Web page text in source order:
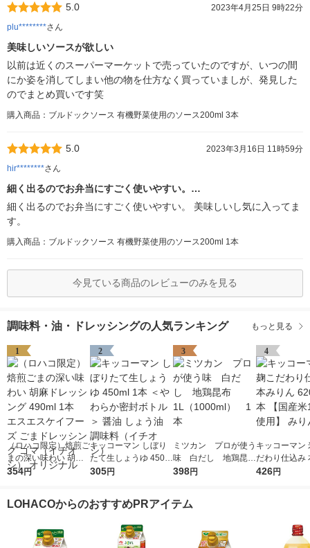
5.0
2023年4月25日 9時22分
plu********さん
美味しいソースが欲しい
以前は近くのスーパーマーケットで売っていたのですが、いつの間
にか姿を消してしまい他の物を仕方なく買っていましが、発見した
のでまとめ買いです笑
購入商品：ブルドックソース 有機野菜使用のソース200ml 3本
5.0
2023年3月16日 11時59分
hir********さん
細く出るのでお弁当にすごく使いやすい。…
細く出るのでお弁当にすごく使いやすい。 美味しいし気に入ってま
す。
購入商品：ブルドックソース 有機野菜使用のソース200ml 1本
今見ている商品のレビューのみを見る
調味料・油・ドレッシングの人気ランキング もっと見る
1
（ロハコ限定）焙煎ご
まの深い味わい 胡麻
ドレッシング 490ml 1
ゴマ（イチオシ） オ
354円
2
キッコーマン しぼり
たて生しょうゆ 450m
l 1本 ＜やわらか密封
シ）
305円
3
ミツカン プロが使う
味 白だし 地鶏昆
布 1L（1000ml）
398円
4
キッコーマン
だわり仕込み
ん 620ml 1本
426円
LOHACOからのおすすめPRアイテム